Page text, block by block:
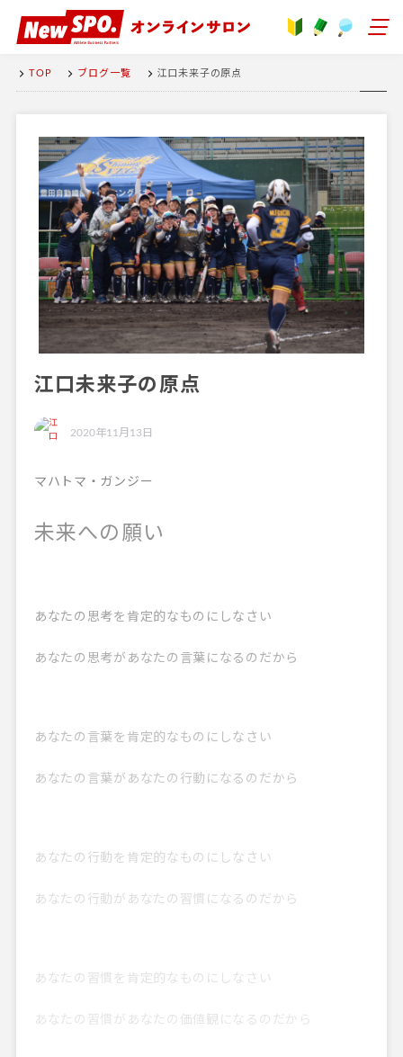
TOP ブログ一覧 江口未来子の原点
江口未来子の原点
2020年11月13日
マハトマ・ガンジー
未来への願い
あなたの思考を肯定的なものにしなさい
あなたの思考があなたの言葉になるのだから
あなたの言葉を肯定的なものにしなさい
あなたの言葉があなたの行動になるのだから
あなたの行動を肯定的なものにしなさい
あなたの行動があなたの習慣になるのだから
あなたの習慣を肯定的なものにしなさい
あなたの習慣があなたの価値観になるのだから